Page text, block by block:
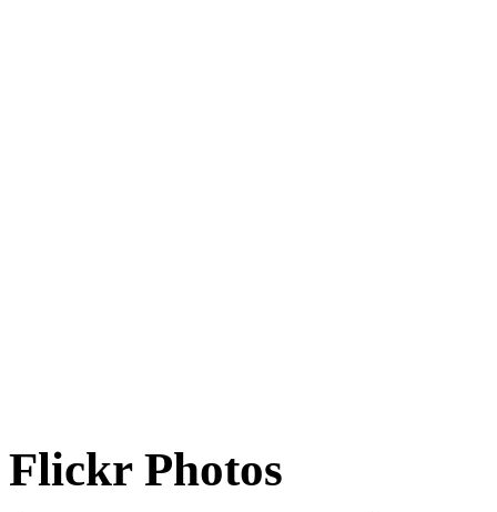
Flickr Photos